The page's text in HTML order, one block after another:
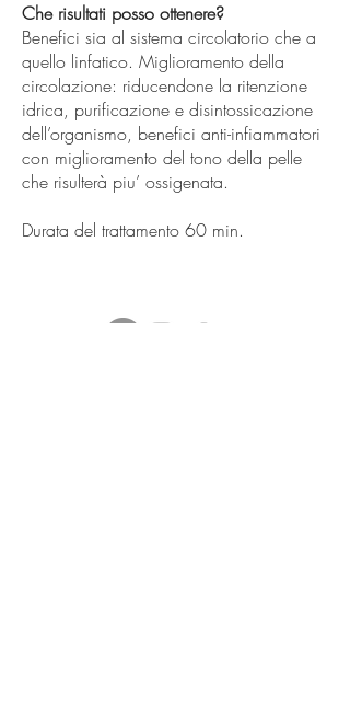
Che risultati posso ottenere?
Benefici sia al sistema circolatorio che a
quello linfatico. Miglioramento della
circolazione: riducendone la ritenzione
idrica, purificazione e disintossicazione
dell’organismo, benefici anti-infiammatori
con miglioramento del tono della pelle
che risulterà piu’ ossigenata.
Durata del trattamento 60 min.